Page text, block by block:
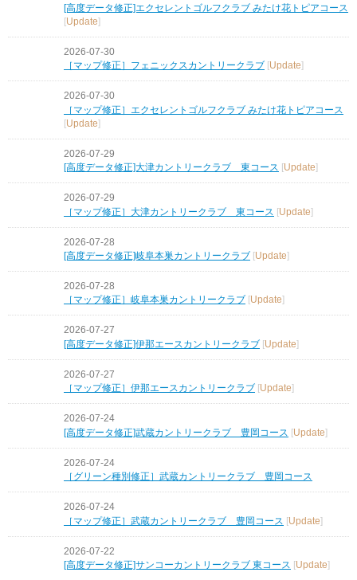
[高度データ修正]エクセレントゴルフクラブ みたけ花トピアコース
[Update]
2026-07-30
［マップ修正］フェニックスカントリークラブ [Update]
2026-07-30
［マップ修正］エクセレントゴルフクラブ みたけ花トピアコース
[Update]
2026-07-29
[高度データ修正]大津カントリークラブ 東コース [Update]
2026-07-29
［マップ修正］大津カントリークラブ 東コース [Update]
2026-07-28
[高度データ修正]岐阜本巣カントリークラブ [Update]
2026-07-28
［マップ修正］岐阜本巣カントリークラブ
Update
2026-07-27
[高度データ修正]伊那エースカントリークラブ [Update]
2026-07-27
［マップ修正］伊那エースカントリークラブ
Update
2026-07-24
[高度データ修正]武蔵カントリークラブ 豊岡コース [Update]
2026-07-24
［グリーン種別修正］武蔵カントリークラブ 豊岡コース
2026-07-24
［マップ修正］武蔵カントリークラブ 豊岡コース [Update]
2026-07-22
[高度データ修正]サンコーカントリークラブ 東コース [Update]